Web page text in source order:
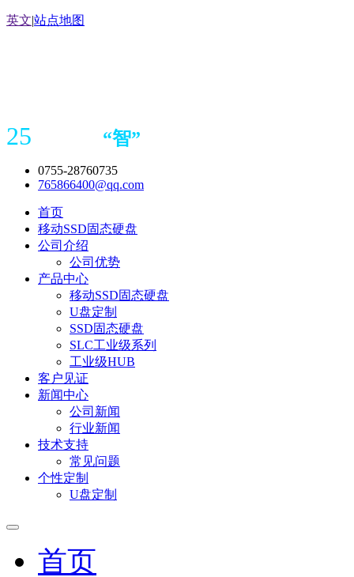
英文|站点地图
25 “智”
0755-28760735
765866400@qq.com
首页
移动SSD固态硬盘
公司介绍
公司优势
产品中心
移动SSD固态硬盘
U盘定制
SSD固态硬盘
SLC工业级系列
工业级HUB
客户见证
新闻中心
公司新闻
行业新闻
技术支持
常见问题
个性定制
U盘定制
首页